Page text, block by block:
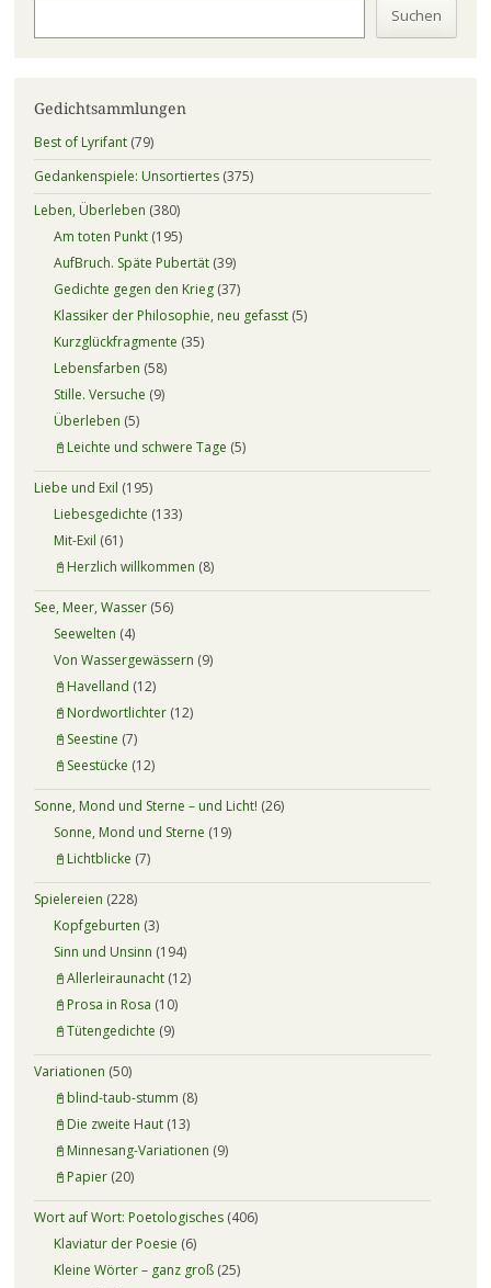
Suchen
Gedichtsammlungen
Best of Lyrifant(79)
Gedankenspiele: Unsortiertes(375)
Leben, Überleben (380)
Am toten Punkt(195)
AufBruch. Späte Pubertät(39)
Gedichte gegen den Krieg(37)
Klassiker der Philosophie, neu gefasst(5)
Kurzglückfragmente (35)
Lebensfarben (58)
Stille. Versuche (9)
Überleben (5)
📓Leichte und schwere Tage (5)
Liebe und Exil (195)
Liebesgedichte (133)
Mit-Exil (61)
📓Herzlich willkommen (8)
See, Meer, Wasser(56)
Seewelten (4)
Von Wassergewässern (9)
📓Havelland (12)
📓Nordwortlichter(12)
📓Seestine (7)
📓Seestücke (12)
Sonne, Mond und Sterne – und Licht! (26)
Sonne, Mond und Sterne (19)
📓Lichtblicke (7)
Spielereien (228)
Kopfgeburten (3)
Sinn und Unsinn (194)
📓Allerleiraunacht(12)
📓Prosa in Rosa (10)
📓Tütengedichte (9)
Variationen (50)
📓blind-taub-stumm (8)
📓Die zweite Haut(13)
📓Minnesang-Variationen (9)
📓Papier(20)
Wort auf Wort: Poetologisches(406)
Klaviatur der Poesie (6)
Kleine Wörter – ganz groß(25)